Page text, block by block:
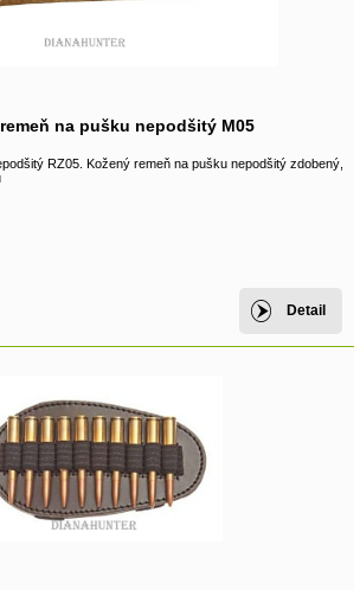
na pušku nepodšitý M05
RZ05. Kožený remeň na pušku nepodšitý zdobený,
Detail